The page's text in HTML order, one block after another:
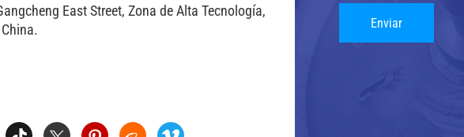
East Street, Zona de Alta Tecnología,
Enviar